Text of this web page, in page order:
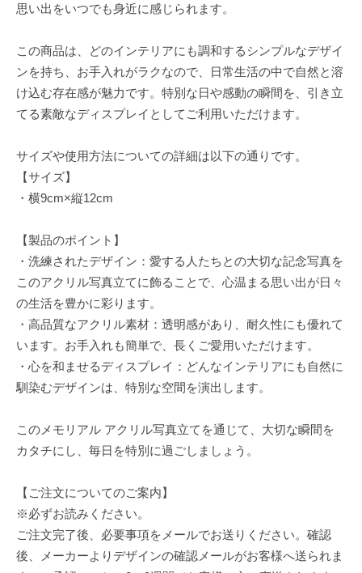
思い出をいつでも身近に感じられます。
この商品は、どのインテリアにも調和するシンプルなデザイ
ンを持ち、お手入れがラクなので、日常生活の中で自然と溶
け込む存在感が魅力です。特別な日や感動の瞬間を、引き立
てる素敵なディスプレイとしてご利用いただけます。
サイズや使用方法についての詳細は以下の通りです。
【サイズ】
・横9cm×縦12cm
【製品のポイント】
・洗練されたデザイン：愛する人たちとの大切な記念写真を
このアクリル写真立てに飾ることで、心温まる思い出が日々
の生活を豊かに彩ります。
・高品質なアクリル素材：透明感があり、耐久性にも優れて
います。お手入れも簡単で、長くご愛用いただけます。
・心を和ませるディスプレイ：どんなインテリアにも自然に
馴染むデザインは、特別な空間を演出します。
このメモリアル アクリル写真立てを通じて、大切な瞬間を
カタチにし、毎日を特別に過ごしましょう。
【ご注文についてのご案内】
※必ずお読みください。
ご注文完了後、必要事項をメールでお送りください。確認
後、メーカーよりデザインの確認メールがお客様へ送られま